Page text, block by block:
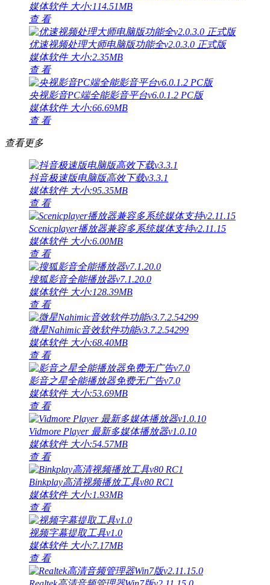
媒体软件 大小:114.51MB
查 看
优速视频处理大师电脑版功能全v2.0.3.0 正式版
媒体软件 大小:2.35MB
查 看
央视影音PC端全能影音平台v6.0.1.2 PC版
媒体软件 大小:66.69MB
查 看
查看更多
抖音极速版电脑版高效下载v3.3.1
媒体软件 大小:95.35MB
查 看
Scenicplayer播放器兼容多系统媒体支持v2.11.15
媒体软件 大小:6.00MB
查 看
搜狐影音全能播放器v7.1.20.0
媒体软件 大小:128.39MB
查 看
微星Nahimic音效软件功能v3.7.2.54299
媒体软件 大小:68.40MB
查 看
影音之星全能播放器免费无广告v7.0
媒体软件 大小:53.69MB
查 看
Vidmore Player 最新多媒体播放器v1.0.10
媒体软件 大小:54.57MB
查 看
Binkplay高清视频播放工具v80 RC1
媒体软件 大小:1.93MB
查 看
视频字幕提取工具v1.0
媒体软件 大小:7.17MB
查 看